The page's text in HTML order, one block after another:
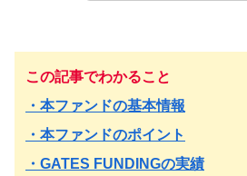
この記事でわかること
・本ファンドの基本情報
・本ファンドのポイント
・GATES FUNDINGの実績